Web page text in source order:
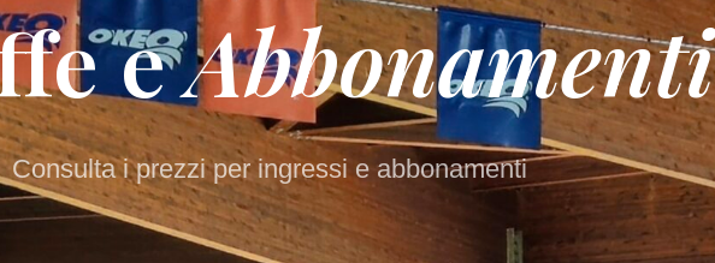
eAbbonamenti
Consulta i prezzi per ingressi e abbonamenti